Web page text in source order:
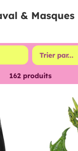
& Masques
162produits